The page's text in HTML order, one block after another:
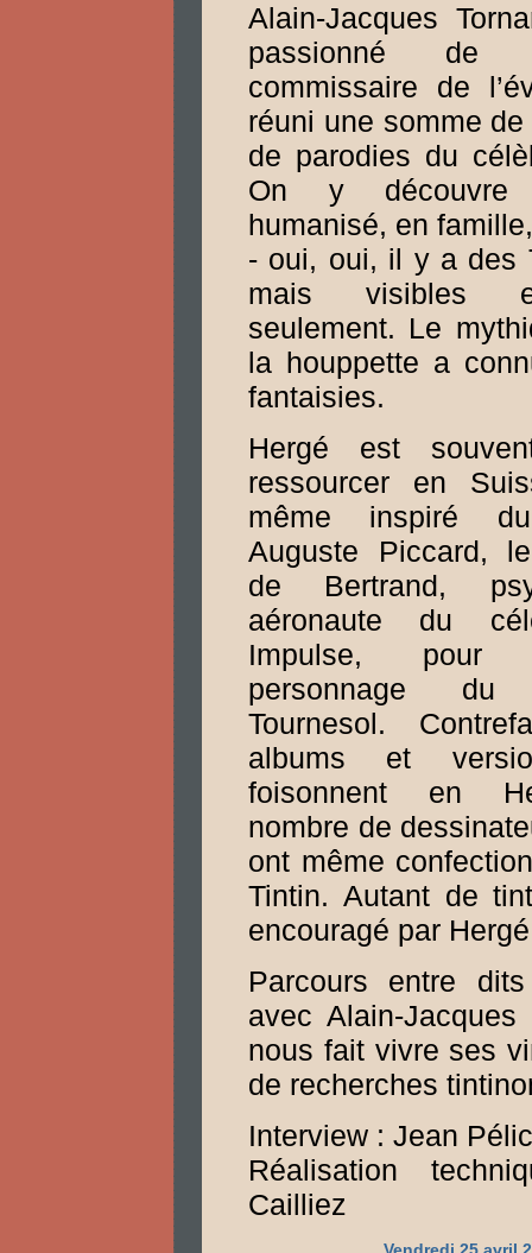
Alain-Jacques
passionné de
commissaire de
réuni une somme
de parodies du
On y
humanisé, en
- oui, oui, il y a des
mais visibles
seulement. Le
la houppette a
fantaisies.
Hergé est
ressourcer en
même inspiré
Auguste Piccard,
de Bertrand,
aéronaute du
Impulse,
personnage du
Tournesol.
albums et
foisonnent en
nombre de
ont même
Tintin. Autant de
encouragé par
Parcours entre
avec Alain-Jacques
nous fait vivre ses
de recherches
Interview : Jean
Réalisation
Cailliez